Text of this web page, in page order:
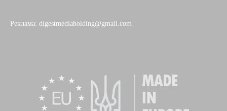
Реклама: digestmediaholding@gmail.com